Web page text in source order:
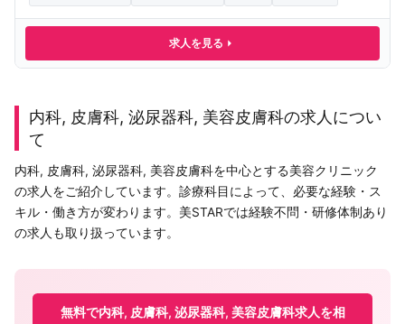
求人を見る
内科, 皮膚科, 泌尿器科, 美容皮膚科の求人につい
て
内科, 皮膚科, 泌尿器科, 美容皮膚科を中心とする美容クリニック
の求人をご紹介しています。診療科目によって、必要な経験・ス
キル・働き方が変わります。美STARでは経験不問・研修体制あり
の求人も取り扱っています。
無料で内科, 皮膚科, 泌尿器科, 美容皮膚科求人を相